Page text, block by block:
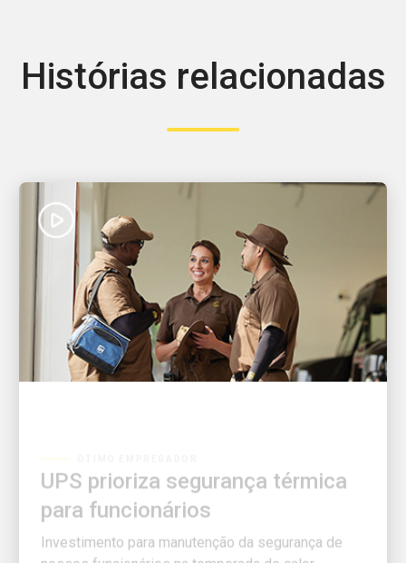
Histórias relacionadas
para funcionários
Investimento para manutenção da segurança de
nossos funcionários na temporada de calor